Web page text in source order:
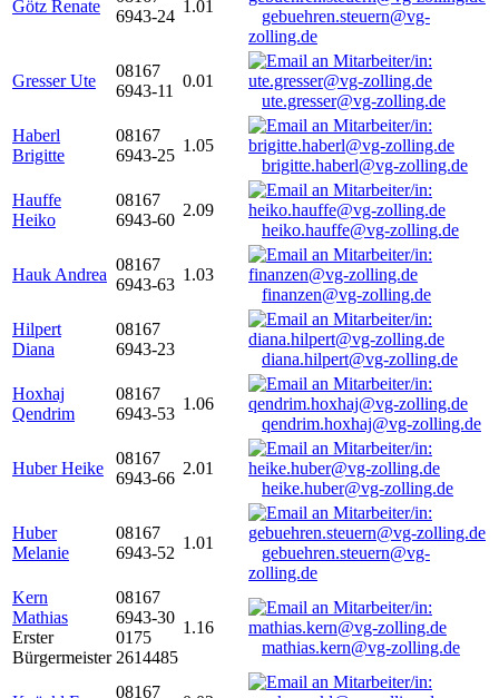
Götz Renate
6943-24
1.01
gebuehren.steuern@vg-
zolling.de
Gresser Ute
08167
6943-11
0.01
ute.gresser@vg-zolling.de
Haberl
Brigitte
08167
6943-25
1.05
brigitte.haberl@vg-zolling.de
Hauffe
Heiko
08167
6943-60
2.09
heiko.hauffe@vg-zolling.de
Hauk Andrea
08167
6943-63
1.03
finanzen@vg-zolling.de
Hilpert
Diana
08167
6943-23
diana.hilpert@vg-zolling.de
Hoxhaj
Qendrim
08167
6943-53
1.06
qendrim.hoxhaj@vg-zolling.de
Huber Heike
08167
6943-66
2.01
heike.huber@vg-zolling.de
Huber
Melanie
08167
6943-52
1.01
gebuehren.steuern@vg-
zolling.de
Kern
Mathias
Erster
Bürgermeister
08167
6943-30
0175
2614485
1.16
mathias.kern@vg-zolling.de
08167